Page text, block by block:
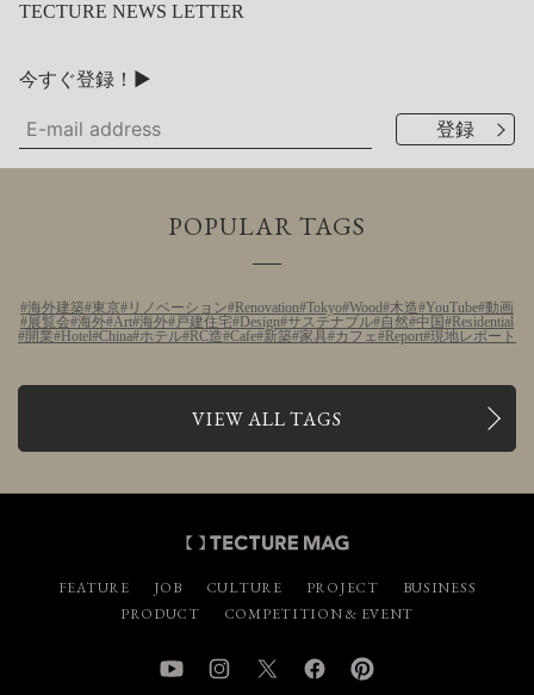
TECTURE NEWS LETTER
今すぐ登録！▶
POPULAR TAGS
海外建築 東京 リノベーション Renovation Tokyo Wood 木造 YouTube 動画
展覧会 海外 Art 海外 戸建住宅 Design サステナブル 自然 中国
Residential
開業
Hotel China ホテル RC造 Cafe 新築 家具 カフェ Report 現地レポート
VIEW ALL TAGS
FEATURE JOB CULTURE PROJECT
BUSINESS
PRODUCT
COMPETITION & EVENT
YouTube InstagramTwitter Facebook